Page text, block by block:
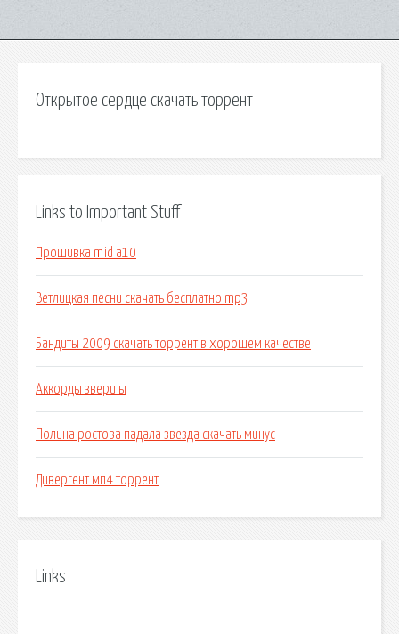
Открытое сердце скачать торрент
Links to Important Stuff
Прошивка mid a10
Ветлицкая песни скачать бесплатно mp3
Бандиты 2009 скачать торрент в хорошем качестве
Аккорды звери ы
Полина ростова падала звезда скачать минус
Дивергент мп4 торрент
Links